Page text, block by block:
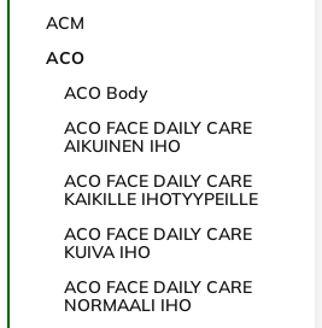
ACM
ACO
ACO Body
ACO FACE DAILY CARE
AIKUINEN IHO
ACO FACE DAILY CARE
KAIKILLE IHOTYYPEILLE
ACO FACE DAILY CARE
KUIVA IHO
ACO FACE DAILY CARE
NORMAALI IHO